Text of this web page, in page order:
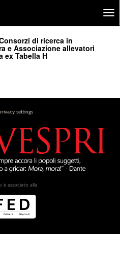
di ricerca in
e Associazione allevatori
ex Tabella H
settings
è associato alla